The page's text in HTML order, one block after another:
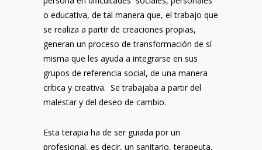
o educativa, de tal manera que, el trabajo que
se realiza a partir de creaciones propias,
generan un proceso de transformación de sí
misma que les ayuda a integrarse en sus
grupos de referencia social, de una manera
crítica y creativa. Se trabajaba a partir del
malestar y del deseo de cambio.
Esta terapia ha de ser guiada por un
profesional, es decir, un sanitario, terapeuta,